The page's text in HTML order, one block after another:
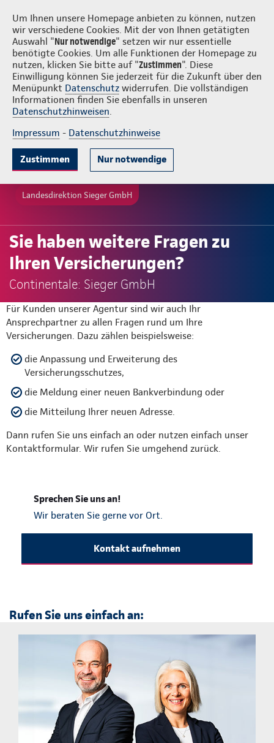
Um Ihnen unsere Homepage anbieten zu können, nutzen
wir verschiedene Cookies. Mit der von Ihnen getätigten
Auswahl "Nur notwendige" setzen wir nur essentielle
benötigte Cookies. Um alle Funktionen der Homepage zu
nutzen, klicken Sie bitte auf "Zustimmen". Diese
Einwilligung können Sie jederzeit für die Zukunft über den
Menüpunkt Datenschutz widerrufen. Die vollständigen
Informationen finden Sie ebenfalls in unseren
Datenschutzhinweisen.
Impressum - Datenschutzhinweise
Zustimmen Nur notwendige
Sieger GmbH Login
Landesdirektion Sieger GmbH
Sie haben weitere Fragen zu
Ihren Versicherungen?
Continentale: Sieger GmbH
Für Kunden unserer Agentur sind wir auch Ihr
Ansprechpartner zu allen Fragen rund um Ihre
Versicherungen. Dazu zählen beispielsweise:
die Anpassung und Erweiterung des
Versicherungsschutzes,
die Meldung einer neuen Bankverbindung oder
die Mitteilung Ihrer neuen Adresse.
Dann rufen Sie uns einfach an oder nutzen einfach unser
Kontaktformular. Wir rufen Sie umgehend zurück.
Sprechen Sie uns an!
Wir beraten Sie gerne vor Ort.
Kontakt aufnehmen
Rufen Sie uns einfach an: